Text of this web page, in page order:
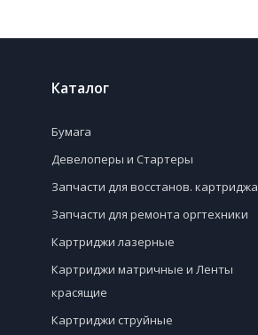
Каталог
Бумага
Девелоперы и Стартеры
Запчасти для восстанов. картриджа
Запчасти для ремонта оргтехники
Картриджи лазерные
Картриджи матричные и Ленты
красящие
Картриджи струйные